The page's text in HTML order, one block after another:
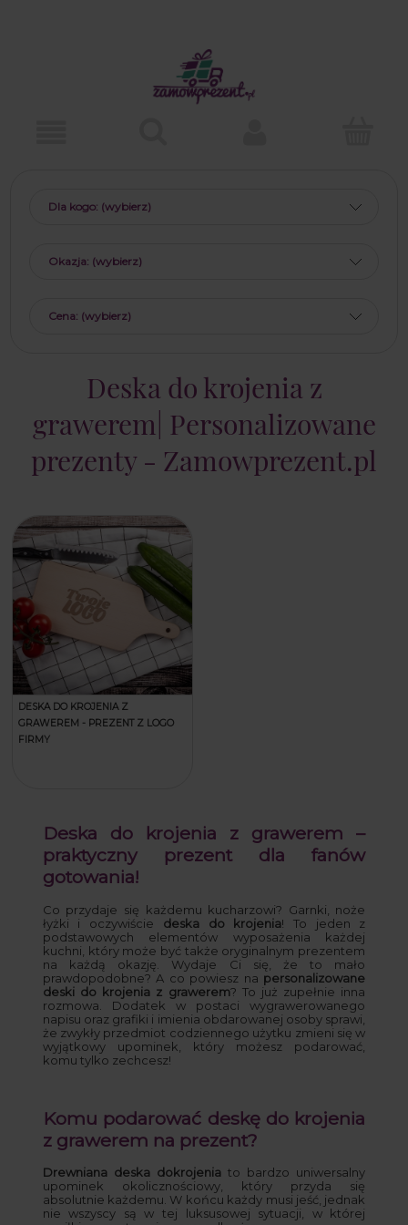
Dla kogo: (wybierz)
Okazja: (wybierz)
Cena: (wybierz)
Deska do krojenia z
grawerem| Personalizowane
prezenty - Zamowprezent.pl
DESKA DO KROJENIA Z
GRAWEREM - PREZENT Z LOGO
FIRMY
Deska do krojenia z grawerem –
praktyczny prezent dla fanów
gotowania!
Co przydaje się każdemu kucharzowi? Garnki, noże
łyżki i oczywiście deska do krojenia! To jeden z
podstawowych elementów wyposażenia każdej
kuchni, który może być także oryginalnym prezentem
na każdą okazję. Wydaje Ci się, że to mało
prawdopodobne? A co powiesz na personalizowane
deski do krojenia z grawerem? To już zupełnie inna
rozmowa. Dodatek w postaci wygrawerowanego
napisu oraz grafiki i imienia obdarowanej osoby sprawi,
że zwykły przedmiot codziennego użytku zmieni się w
wyjątkowy upominek, który możesz podarować,
komu tylko zechcesz!
Komu podarować deskę do krojenia
z grawerem na prezent?
Drewniana deska dokrojeniato bardzo uniwersalny
upominek okolicznościowy, który przyda się
absolutnie każdemu. W końcu każdy musi jeść, jednak
nie wszyscy są w tej luksusowej sytuacji, w której